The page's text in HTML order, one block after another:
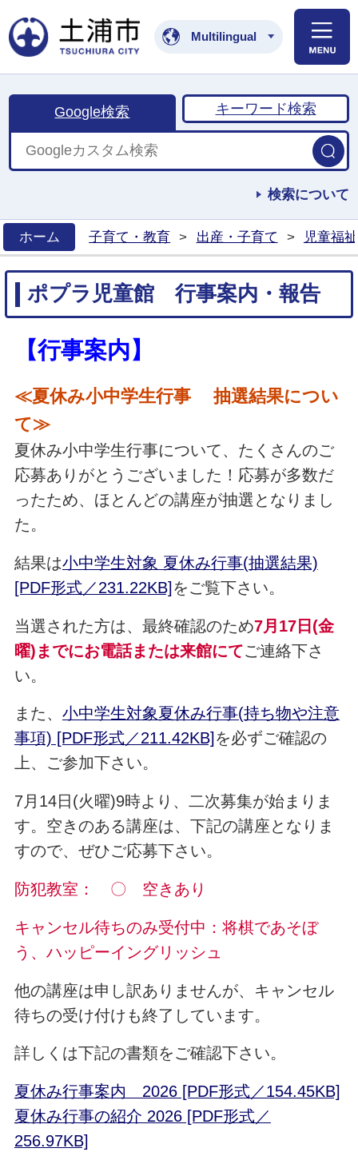
土浦市公式ホームペ
Multilingual
Google検索 キーワード検索
検索について
ホーム
子育て・教育 > 出産・子育て > 児童福
ポプラ児童館 行事案内・報告
【行事案内】
≪夏休み小中学生行事 抽選結果につい
て≫
夏休み小中学生行事について、たくさんのご
応募ありがとうございました！応募が多数だ
ったため、ほとんどの講座が抽選となりまし
た。
結果は小中学生対象 夏休み行事(抽選結果)
[PDF形式／231.22KB] をご覧下さい。
当選された方は、最終確認のため7月17日(金
曜)までにお電話または来館にてご連絡下さ
い。
また、 小中学生対象夏休み行事(持ち物や注意
事項) [PDF形式／211.42KB] を必ずご確認の
上、ご参加下さい。
7月14日(火曜)9時より、二次募集が始まりま
す。空きのある講座は、下記の講座となりま
すので、ぜひご応募下さい。
防犯教室： 〇 空きあり
キャンセル待ちのみ受付中：将棋であそぼ
う、ハッピーイングリッシュ
他の講座は申し訳ありませんが、キャンセル
待ちの受け付けも終了しています。
詳しくは下記の書類をご確認下さい。
夏休み行事案内 2026 [PDF形式／154.45KB]
夏休み行事の紹介 2026 [PDF形式／
256.97KB]